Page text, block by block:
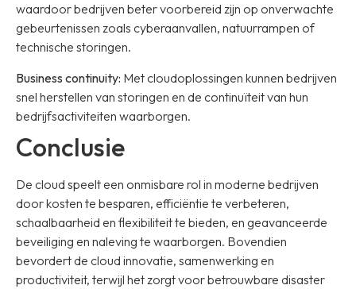
waardoor bedrijven beter voorbereid zijn op onverwachte
gebeurtenissen zoals cyberaanvallen, natuurrampen of
technische storingen.
Business continuity: Met cloudoplossingen kunnen bedrijven
snel herstellen van storingen en de continuïteit van hun
bedrijfsactiviteiten waarborgen.
Conclusie
De cloud speelt een onmisbare rol in moderne bedrijven
door kosten te besparen, efficiëntie te verbeteren,
schaalbaarheid en flexibiliteit te bieden, en geavanceerde
beveiliging en naleving te waarborgen. Bovendien
bevordert de cloud innovatie, samenwerking en
productiviteit, terwijl het zorgt voor betrouwbare disaster